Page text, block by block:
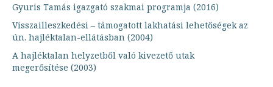
Gyuris Tamás igazgató szakmai programja (2016)
Visszailleszkedési – támogatott lakhatási lehetőségek az
ún. hajléktalan-ellátásban (2004)
A hajléktalan helyzetből való kivezető utak
megerősítése (2003)